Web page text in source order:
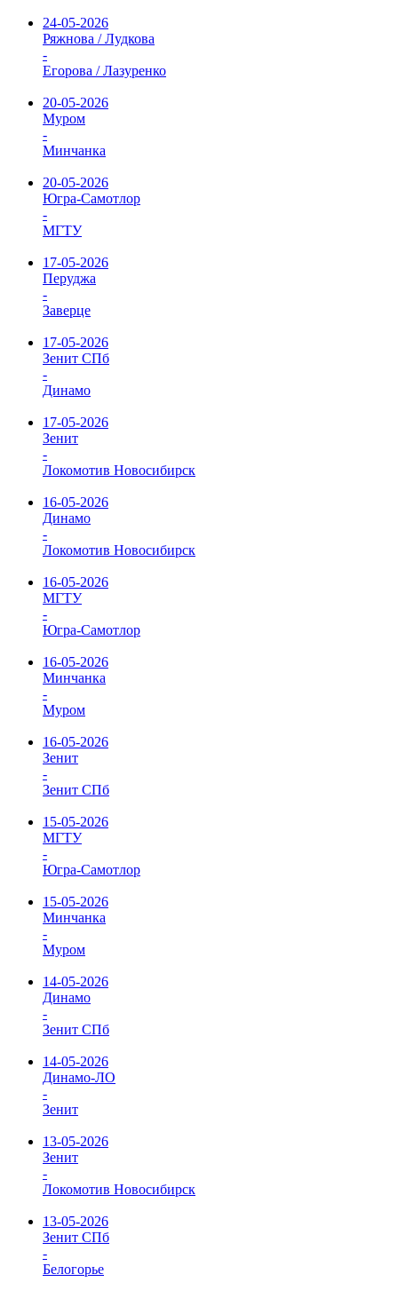
24-05-2026
Ряжнова / Лудкова
-
Егорова / Лазуренко
20-05-2026
Муром
-
Минчанка
20-05-2026
Югра-Самотлор
-
МГТУ
17-05-2026
Перуджа
-
Заверце
17-05-2026
Зенит СПб
-
Динамо
17-05-2026
Зенит
-
Локомотив Новосибирск
16-05-2026
Динамо
-
Локомотив Новосибирск
16-05-2026
МГТУ
-
Югра-Самотлор
16-05-2026
Минчанка
-
Муром
16-05-2026
Зенит
-
Зенит СПб
15-05-2026
МГТУ
-
Югра-Самотлор
15-05-2026
Минчанка
-
Муром
14-05-2026
Динамо
-
Зенит СПб
14-05-2026
Динамо-ЛО
-
Зенит
13-05-2026
Зенит
-
Локомотив Новосибирск
13-05-2026
Зенит СПб
-
Белогорье